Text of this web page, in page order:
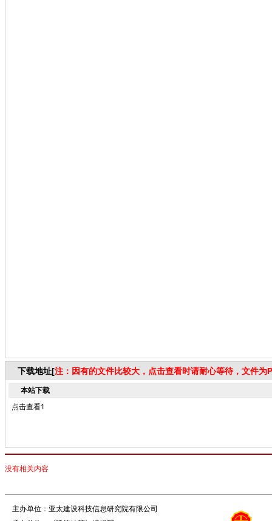
下载地址[注：因有的文件比较大，点击查看时请耐心等待，文件为
本站下载
点击查看1
没有相关内容
主办单位：亚太建设科技信息研究院有限公司